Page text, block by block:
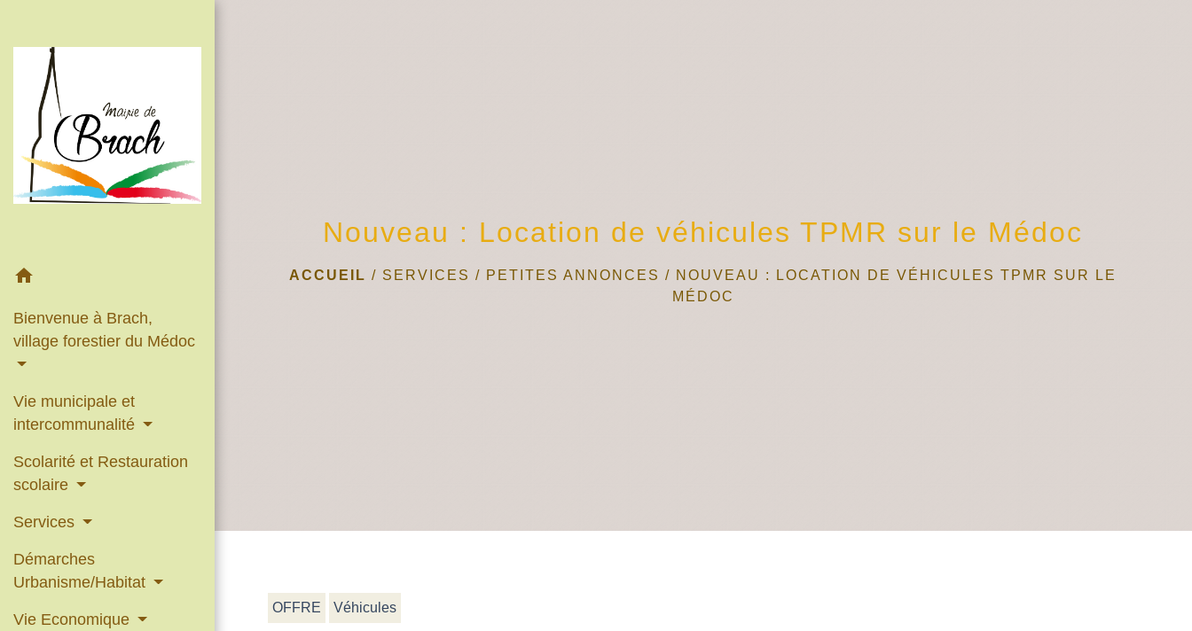
home
Bienvenue à Brach,
village forestier du Médoc
Vie municipale et
intercommunalité
Scolarité et Restauration
scolaire
Services
Démarches
Urbanisme/Habitat
Vie Economique
Nouveau : Location de véhicules TPMR sur le Médoc
ACCUEIL / SERVICES / PETITES ANNONCES / NOUVEAU : LOCATION DE VÉHICULES TPMR SUR LE
MÉDOC
OFFRE Véhicules